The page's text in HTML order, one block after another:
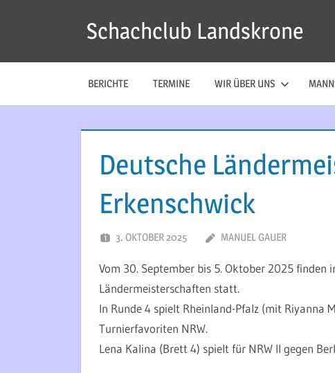
Schachclub Landskrone
BERICHTE TERMINE WIR ÜBER UNS
Deutsche
Erkenschwick
3. OKTOBER 2025 MANUEL GAUER
Vom 30. September bis 5. Oktober 2025 finden
Ländermeisterschaften statt.
In Runde 4 spielt Rheinland-Pfalz (mit Riyanna
Turnierfavoriten NRW.
Lena Kalina (Brett 4) spielt für NRW II gegen